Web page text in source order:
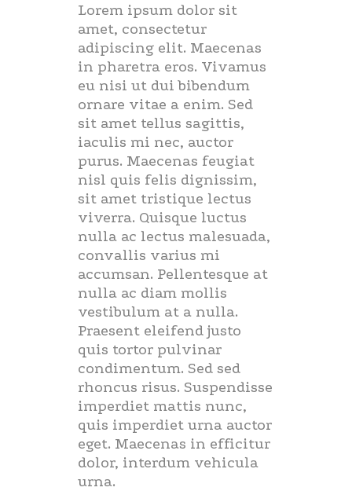
Lorem ipsum dolor sit
amet, consectetur
adipiscing elit. Maecenas
in pharetra eros. Vivamus
eu nisi ut dui bibendum
ornare vitae a enim. Sed
sit amet tellus sagittis,
iaculis mi nec, auctor
purus. Maecenas feugiat
nisl quis felis dignissim,
sit amet tristique lectus
viverra. Quisque luctus
nulla ac lectus malesuada,
convallis varius mi
accumsan. Pellentesque at
nulla ac diam mollis
vestibulum at a nulla.
Praesent eleifend justo
quis tortor pulvinar
condimentum. Sed sed
rhoncus risus. Suspendisse
imperdiet mattis nunc,
quis imperdiet urna auctor
eget. Maecenas in efficitur
dolor, interdum vehicula
urna.